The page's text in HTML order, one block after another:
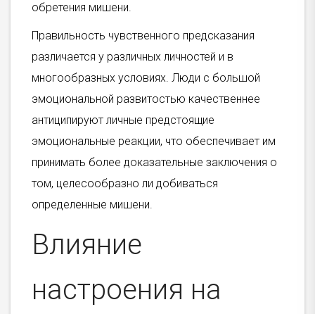
обретения мишени.
Правильность чувственного предсказания
различается у различных личностей и в
многообразных условиях. Люди с большой
эмоциональной развитостью качественнее
антиципируют личные предстоящие
эмоциональные реакции, что обеспечивает им
принимать более доказательные заключения о
том, целесообразно ли добиваться
определенные мишени.
Влияние
настроения на